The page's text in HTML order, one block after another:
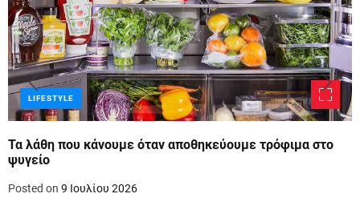
LIFESTYLE
Τα λάθη που κάνουμε όταν αποθηκεύουμε τρόφιμα στο
ψυγείο
Posted on 9 Ιουλίου 2026